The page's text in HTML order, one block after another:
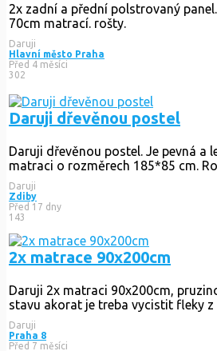
2x zadní a přední polstrovaný
70cm matrací. rošty.
Daruji
Hlavní město Praha
Před 4 měsíci
302
Daruji dřevěnou postel
Daruji dřevěnou postel. Je pevná a
matraci o rozměrech 185*85 cm.
Daruji
Zdiby
Před 17 dny
143
2x matrace 90x200cm
Daruji 2x matraci 90x200cm,
stavu akorat je treba vycistit fleky z
Daruji
Praha 8
Před 7 měsíci